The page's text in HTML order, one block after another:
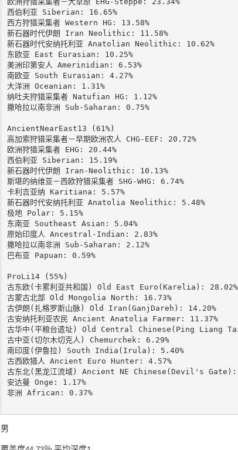
西伯利亚 Siberian: 16.65%
西方狩猎采集者 Western HG: 13.58%
新石器时代伊朗 Iran Neolithic: 11.58%
新石器时代安纳托利亚 Anatolian Neolithic: 10.62%
东欧亚 East Eurasian: 10.25%
美洲印第安人 Amerinidian: 6.53%
南欧亚 South Eurasian: 4.27%
大洋洲 Oceanian: 1.31%
纳吐夫狩猎采集者 Natufian HG: 1.12%
撒哈拉以南非洲 Sub-Saharan: 0.75%
AncientNearEast13 (61%)
高加索狩猎采集者－早期欧洲农人 CHG-EEF: 20.72%
欧洲狩猎采集者 EHG: 20.44%
西伯利亚 Siberian: 15.19%
新石器时代伊朗 Iran-Neolithic: 10.13%
斯堪的纳维亚－西欧狩猎采集者 SHG-WHG: 6.74%
卡利吉亚纳 Karitiana: 5.57%
新石器时代安纳托利亚 Anatolia Neolithic: 5.48%
极地 Polar: 5.15%
东南亚 Southeast Asian: 5.04%
原始印度人 Ancestral-Indian: 2.83%
撒哈拉以南非洲 Sub-Saharan: 2.12%
巴布亚 Papuan: 0.59%
ProLi14 (55%)
古东欧(卡累利亚共和国) Old East Euro(Karelia): 28.02%
古蒙古北部 Old Mongolia North: 16.73%
古伊朗(扎格罗斯山脉) Old Iran(GanjDareh): 14.20%
古安纳托利亚农民 Ancient Anatolia Farmer: 11.37%
古华中(平粮台遗址) Old Central Chinese(Ping Liang
古中亚(切尔木切克人) Chemurchek: 6.29%
南印度(伊鲁拉) South India(Irula): 5.40%
古西欧猎人 Ancient Euro Hunter: 4.57%
古东北(黑龙江流域) Ancient NE Chinese(Devil's Gate):
安达曼 Onge: 1.17%
非洲 African: 0.37%
男